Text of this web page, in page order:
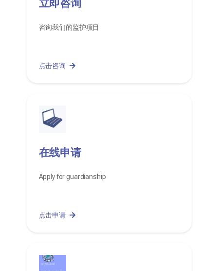
立即咨询
咨询我们的监护项目
点击咨询
在线申请
Apply for guardianship
点击申请